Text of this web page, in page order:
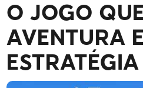
O JOGO
AVENTURA E
ESTRATÉGIA